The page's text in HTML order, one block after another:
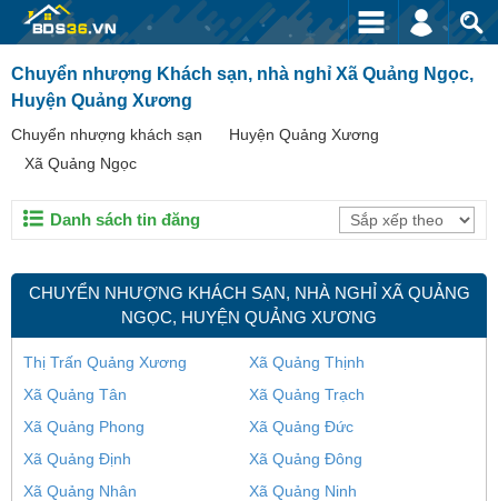
Chuyển nhượng Khách sạn, nhà nghỉ Xã Quảng Ngọc,
Huyện Quảng Xương
Chuyển nhượng khách sạn
Huyện Quảng Xương
Xã Quảng Ngọc
Danh sách tin đăng
CHUYỂN NHƯỢNG KHÁCH SẠN, NHÀ NGHỈ XÃ QUẢNG
NGỌC, HUYỆN QUẢNG XƯƠNG
Thị Trấn Quảng Xương
Xã Quảng Thịnh
Xã Quảng Tân
Xã Quảng Trạch
Xã Quảng Phong
Xã Quảng Đức
Xã Quảng Định
Xã Quảng Đông
Xã Quảng Nhân
Xã Quảng Ninh